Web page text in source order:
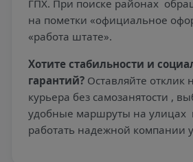
ГПХ. При поиске районах
на пометки «официальное
«работа штате».
Хотите стабильности и
гарантий? Оставляйте отклик
курьера без самозанятости ,
удобные маршруты на улицах
работать надежной компании